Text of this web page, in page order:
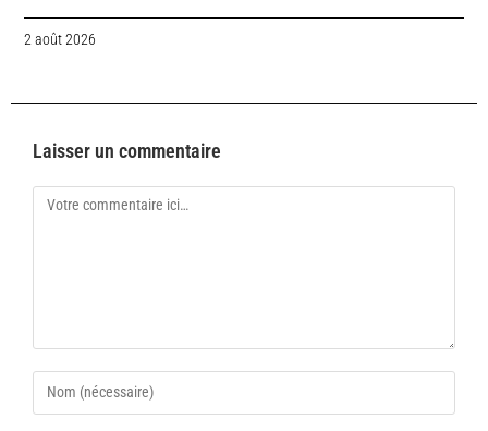
2 août 2026
Laisser un commentaire